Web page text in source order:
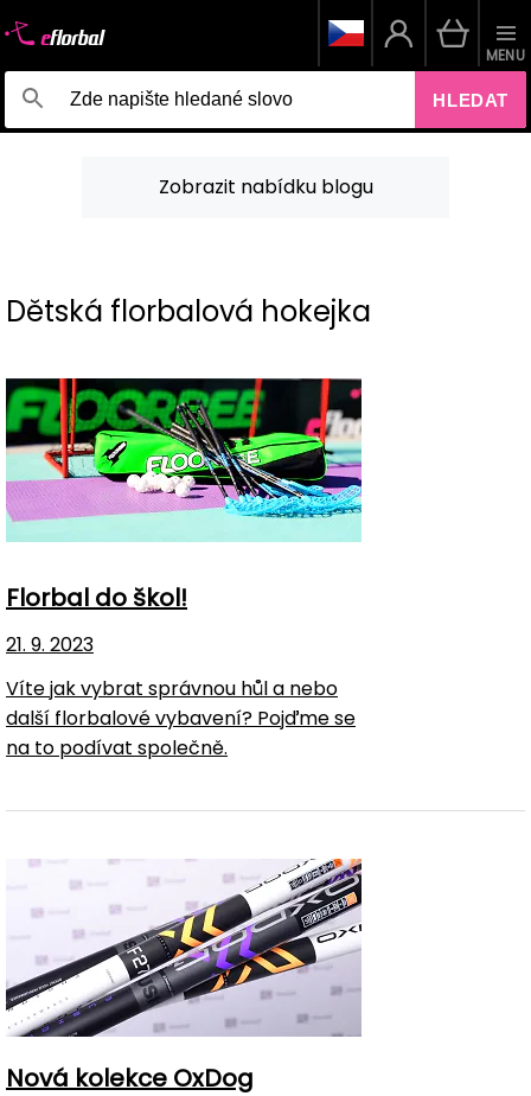
HLEDAT
MENU
Zobrazit nabídku blogu
Dětská florbalová hokejka
Florbal do škol!
21. 9. 2023
Víte jak vybrat správnou hůl a nebo
další florbalové vybavení? Pojďme se
na to podívat společně.
Nová kolekce OxDog